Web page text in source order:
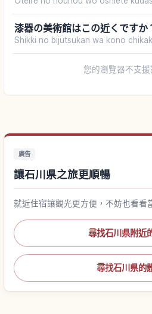
漆器の美術館はこの近くですか
Shikki no bijutsukan wa kono
您的瀏覽器不支
廣告
讓石川県之旅更順暢
就近住宿讓觀光更方便，不妨也看看
尋找石川県附近
尋找石川県的